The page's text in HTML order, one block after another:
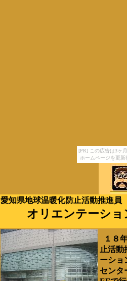
[PR] この広告は3ヶ
ホームページを更
愛知県地球温暖化防止活動推進員
オリエンテーショ
１８
止活動
ーショ
センタ